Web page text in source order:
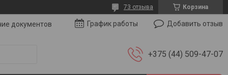
Корзина
73 отзыва
документов График работы Добавить отзыв
+375 (44) 509-47-07